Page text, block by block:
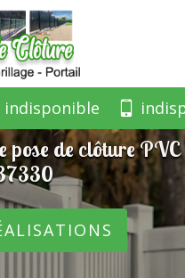
indisponible
pose de clôture